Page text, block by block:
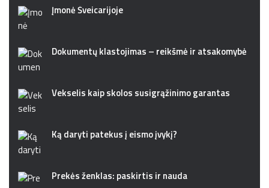
Įmonė Šveicarijoje
Dokumentų klastojimas – reikšmė ir atsakomybė
Vekselis kaip skolos susigrąžinimo garantas
Ką daryti patekus į eismo įvykį?
Prekės ženklas: paskirtis ir nauda